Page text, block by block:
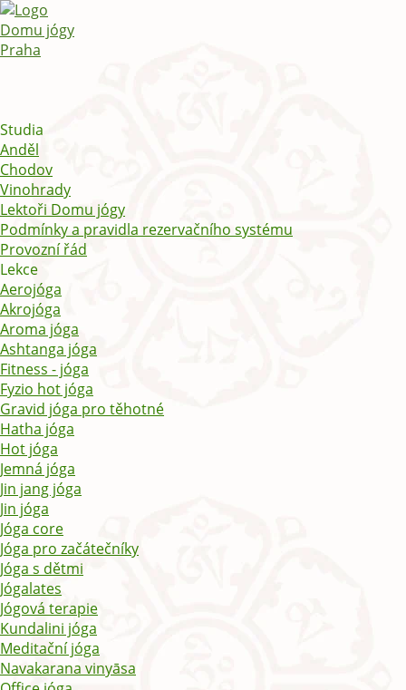
Studia
Anděl
Chodov
Vinohrady
Lektoři Domu jógy
Podmínky a pravidla rezervačního systému
Provozní řád
Lekce
Aerojóga
Akrojóga
Aroma jóga
Ashtanga jóga
Fitness - jóga
Fyzio hot jóga
Gravid jóga pro těhotné
Hatha jóga
Hot jóga
Jemná jóga
Jin jang jóga
Jin jóga
Jóga core
Jóga pro začátečníky
Jóga s dětmi
Jógalates
Jógová terapie
Kundalini jóga
Meditační jóga
Navakarana vinyāsa